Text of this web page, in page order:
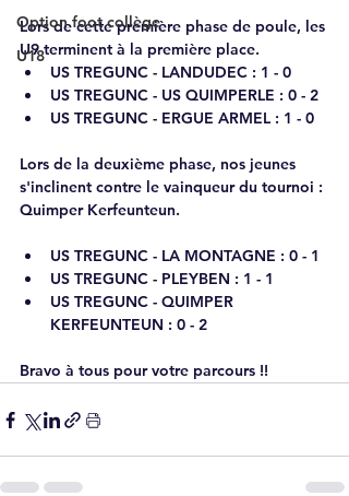
Option foot collège
U18
Lors de cette première phase de poule, les
U9 terminent à la première place.
US TREGUNC - LANDUDEC : 1 - 0
US TREGUNC - US QUIMPERLE : 0 - 2
US TREGUNC - ERGUE ARMEL : 1 - 0
Lors de la deuxième phase, nos jeunes
s'inclinent contre le vainqueur du tournoi :
Quimper Kerfeunteun.
US TREGUNC - LA MONTAGNE : 0 - 1
US TREGUNC - PLEYBEN : 1 - 1
US TREGUNC - QUIMPER
KERFEUNTEUN : 0 - 2
Bravo à tous pour votre parcours !!